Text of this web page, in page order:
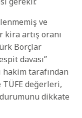
ve
artış oranı
Borçlar
davası”
hakim tarafından
değerleri,
dikkate